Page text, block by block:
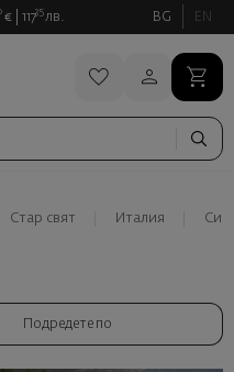
€ 11735 лв. BG EN
Стар свят Италия